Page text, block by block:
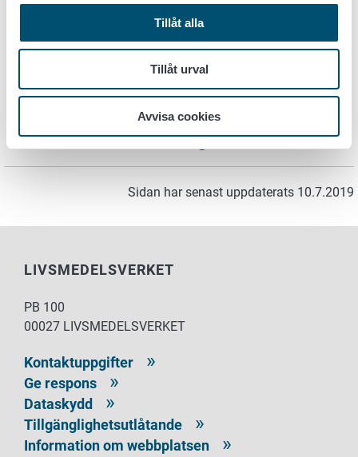
Tillåt alla
Tillåt urval
Avvisa cookies
Finansiering
Jord- och skogsbruksministeriet, Naturresursinstitutet,
Handelsträdgårdsförbundet och Evira
Mer information om projektet
Sidan har senast uppdaterats 10.7.2019
LIVSMEDELSVERKET
PB 100
00027 LIVSMEDELSVERKET
Kontaktuppgifter
Ge respons
Dataskydd
Tillgänglighetsutlåtande
Information om webbplatsen